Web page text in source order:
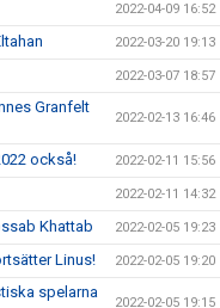
2022-04-09 16:52
2022-03-20 19:13
2022-03-07 18:57
Granfelt
2022-02-13 16:46
också! 2022-02-11 15:56
2022-02-11 14:32
Khattab 2022-02-05 19:23
Linus! 2022-02-05 19:20
spelarna
2022-02-05 19:15